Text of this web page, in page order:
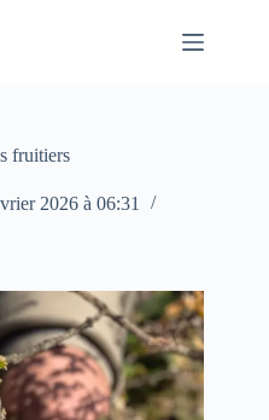
fruitiers
2026 à 06:31